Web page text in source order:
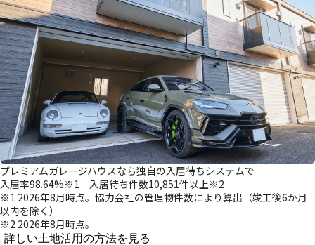
プレミアムガレージハウスなら独自の入居待ちシステムで
入居率98.64%※1 入居待ち件数10,851件以上※2
※1 2026年8月時点。協力会社の管理物件数により算出（竣工後6か月
以内を除く）
※2 2026年8月時点。
詳しい土地活用の方法を見る